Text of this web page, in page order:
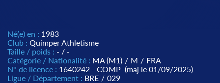
Né(e) en : 1983
Club : Quimper Athletisme
Taille / poids : - / -
Catégorie / Nationalité : MA (M1) / M / FRA
N° de licence : 1640242 - COMP (maj le 01/09/2025)
Ligue / Département : BRE / 029